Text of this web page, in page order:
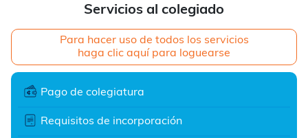
Servicios al colegiado
Para hacer uso de todos los servicios
haga clic aquí para loguearse
Pago de colegiatura
Requisitos de incorporación